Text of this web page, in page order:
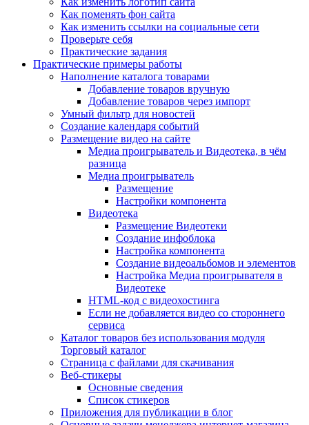
Как поменять фон сайта
Как изменить ссылки на социальные сети
Проверьте себя
Практические задания
Практические примеры работы
Наполнение каталога товарами
Добавление товаров вручную
Добавление товаров через импорт
Умный фильтр для новостей
Создание календаря событий
Размещение видео на сайте
Медиа проигрыватель и Видеотека, в чём
разница
Медиа проигрыватель
Размещение
Настройки компонента
Видеотека
Размещение Видеотеки
Создание инфоблока
Настройка компонента
Создание видеоальбомов и элементов
Настройка Медиа проигрывателя в
Видеотеке
HTML-код с видеохостинга
Если не добавляется видео со стороннего
сервиса
Каталог товаров без использования модуля
Торговый каталог
Страница с файлами для скачивания
Веб-стикеры
Основные сведения
Список стикеров
Приложения для публикации в блог